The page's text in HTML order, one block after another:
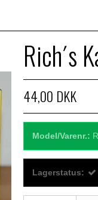
Rich´s
44,00 DKK
Model/Varenr.:
Lagerstatus: